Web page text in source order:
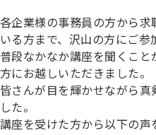
各企業様の事務員の方から
いる方まで、沢山の方にご参
普段なかなか講座を聞くこ
方にお越しいただきました。
皆さんが目を輝かせながら
した。
講座を受けた方から以下の